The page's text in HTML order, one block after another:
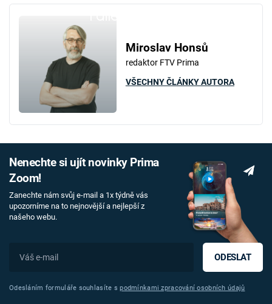
Miroslav Honsů
redaktor FTV Prima
VŠECHNY ČLÁNKY AUTORA
Nenechte si ujít novinky Prima
Zoom!
Zanechte nám svůj e-mail a 1x týdně vás
upozorníme na to nejnovější a nejlepší z
našeho webu.
ODESLAT
Odesláním formuláře souhlasíte spodmínkami zpracování osobních údajů